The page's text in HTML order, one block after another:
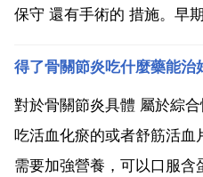
保守 還有手術的 措施。早
下肢的力線也有所改變，
選擇手術的 才可以減輕疼
量...
對於骨關節炎具體 屬於綜
吃活血化瘀的或者舒筋活血
需要加強營養，可以口服含